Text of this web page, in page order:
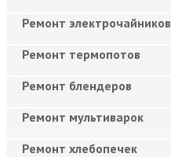
Ремонт электрочайников
Ремонт термопотов
Ремонт блендеров
Ремонт мультиварок
Ремонт хлебопечек